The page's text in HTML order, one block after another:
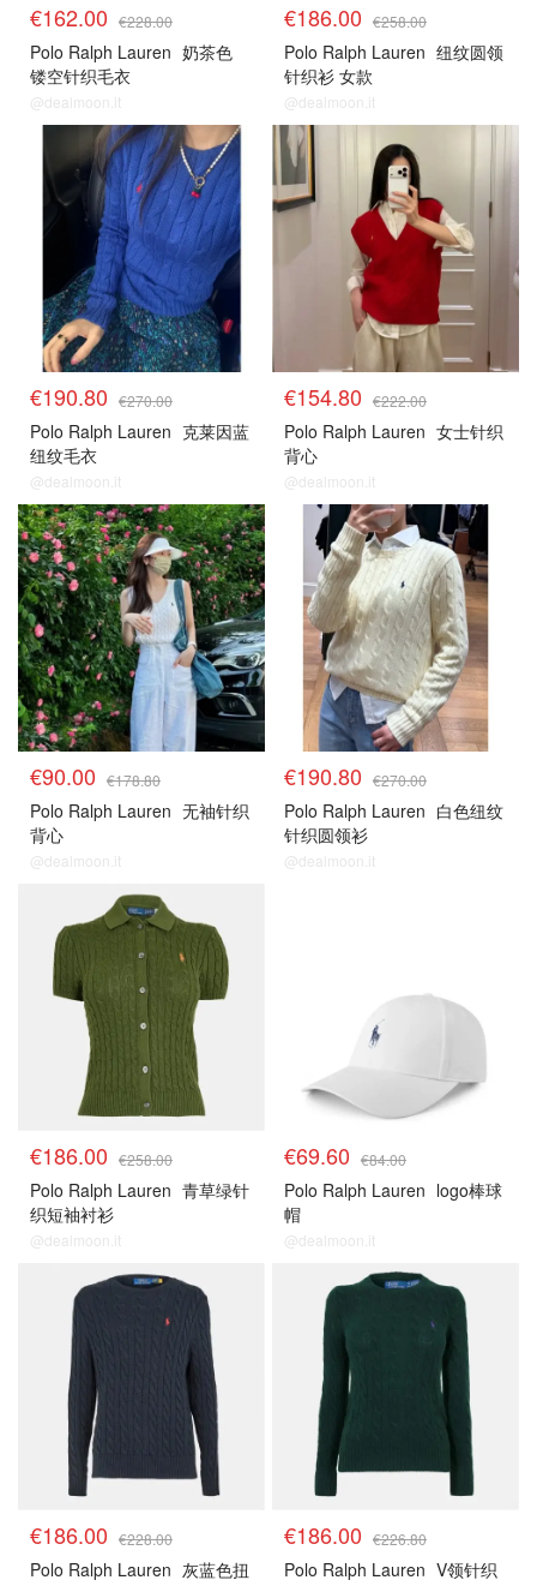
€162.00 €228.00
Polo Ralph Lauren 奶茶色
镂空针织毛衣
@dealmoon.it
€186.00 €258.00
Polo Ralph Lauren 纽纹圆领
针织衫 女款
@dealmoon.it
€190.80 €270.00
Polo Ralph Lauren 克莱因蓝
纽纹毛衣
@dealmoon.it
€154.80 €222.00
Polo Ralph Lauren 女士针织
背心
@dealmoon.it
€90.00 €178.80
Polo Ralph Lauren 无袖针织
背心
@dealmoon.it
€190.80 €270.00
Polo Ralph Lauren 白色纽纹
针织圆领衫
@dealmoon.it
€186.00 €258.00
Polo Ralph Lauren 青草绿针
织短袖衬衫
@dealmoon.it
€69.60 €84.00
Polo Ralph Lauren logo棒球
帽
@dealmoon.it
€186.00 €228.00
Polo Ralph Lauren 灰蓝色扭
€186.00 €226.80
Polo Ralph Lauren V领针织